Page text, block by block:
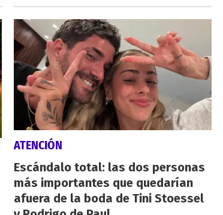
ATENCIÓN
Escándalo total: las dos personas
más importantes que quedarían
afuera de la boda de Tini Stoessel